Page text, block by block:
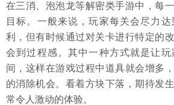
在三消、泡泡龙等解密类手游中，每
目标。一般来说，玩家每关会尽力
利，但有时候通过对关卡进行特定的
会到过程感。其中一种方式就是让
间，这样在游戏过程中道具就会增多
的消除机会。看着方块下落，期待发
常令人激动的体验。